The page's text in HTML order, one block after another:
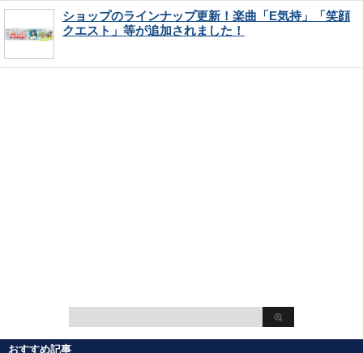
ショップのラインナップ更新！楽曲「E気持」「笑顔
クエスト」等が追加されました！
おすすめ記事